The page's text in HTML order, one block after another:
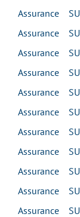
Assurance
Assurance
Assurance
Assurance
Assurance
Assurance
Assurance
Assurance
Assurance
Assurance
Assurance